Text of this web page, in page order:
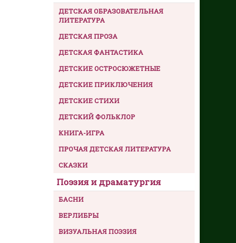
ДЕТСКАЯ ОБРАЗОВАТЕЛЬНАЯ
ЛИТЕРАТУРА
ДЕТСКАЯ ПРОЗА
ДЕТСКАЯ ФАНТАСТИКА
ДЕТСКИЕ ОСТРОСЮЖЕТНЫЕ
ДЕТСКИЕ ПРИКЛЮЧЕНИЯ
ДЕТСКИЕ СТИХИ
ДЕТСКИЙ ФОЛЬКЛОР
КНИГА-ИГРА
ПРОЧАЯ ДЕТСКАЯ ЛИТЕРАТУРА
СКАЗКИ
Поэзия и драматургия
БАСНИ
ВЕРЛИБРЫ
ВИЗУАЛЬНАЯ ПОЭЗИЯ